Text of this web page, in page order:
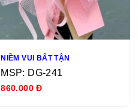
NIỀM VUI BẤT TẬN
MSP: DG-241
860.000 Đ